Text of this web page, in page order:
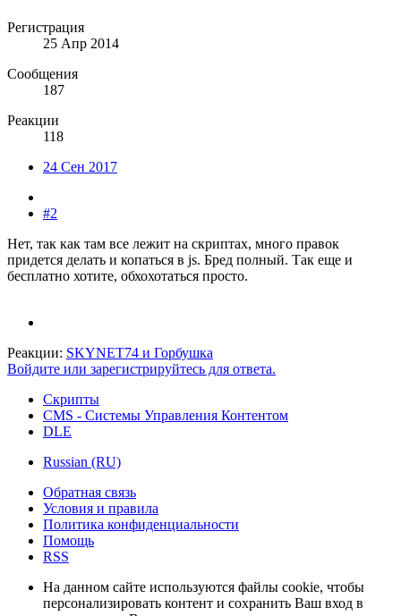
Регистрация
25 Апр 2014
Сообщения
187
Реакции
118
24 Сен 2017
#2
Нет, так как там все лежит на скриптах, много правок
придется делать и копаться в js. Бред полный. Так еще и
бесплатно хотите, обхохотаться просто.
Реакции: SKYNET74 и Горбушка
Войдите или зарегистрируйтесь для ответа.
Скрипты
CMS - Системы Управления Контентом
DLE
Russian (RU)
Обратная связь
Условия и правила
Политика конфиденциальности
Помощь
RSS
На данном сайте используются файлы cookie, чтобы
персонализировать контент и сохранить Ваш вход в